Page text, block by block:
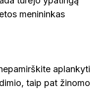
menininkas
aplankyti
taip pat žinomo